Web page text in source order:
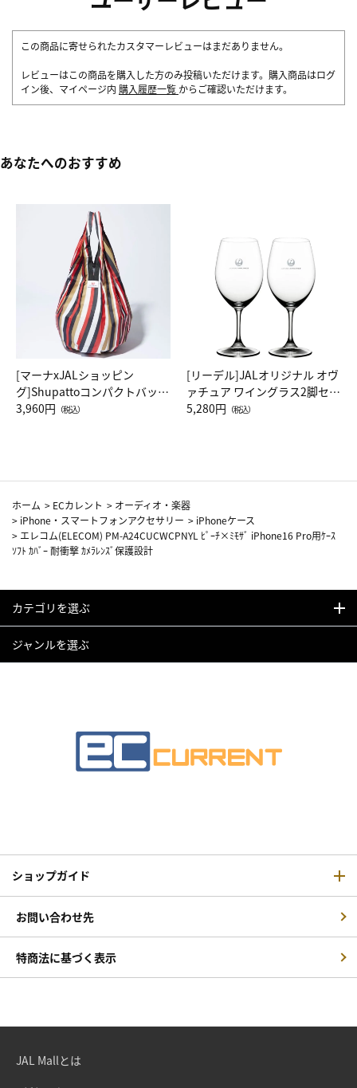
この商品に寄せられたカスタマーレビューはまだありません。
レビューはこの商品を購入した方のみ投稿いただけます。購入商品はログ
イン後、マイページ内 購入履歴一覧 からご確認いただけます。
あなたへのおすすめ
[マーナxJALショッピン
グ]Shupattoコンパクトバッグ
Drop JAL客室乗務員（LC）ス
3,960円 （税込）
[リーデル]JALオリジナル オヴ
ァチュア ワイングラス2脚セッ
ト（レッドワイン）
5,280円 （税込）
ホーム > ECカレント > オーディオ・楽器
> iPhone・スマートフォンアクセサリー > iPhoneケース
> エレコム(ELECOM) PM-A24CUCWCPNYL ﾋﾟｰﾁ×ﾐﾓｻﾞ iPhone16 Pro用ｹｰｽ
ｿﾌﾄ ｶﾊﾞｰ 耐衝撃 ｶﾒﾗﾚﾝｽﾞ保護設計
カテゴリを選ぶ
ジャンルを選ぶ
ショップガイド
お問い合わせ先
特商法に基づく表示
JAL Mallとは